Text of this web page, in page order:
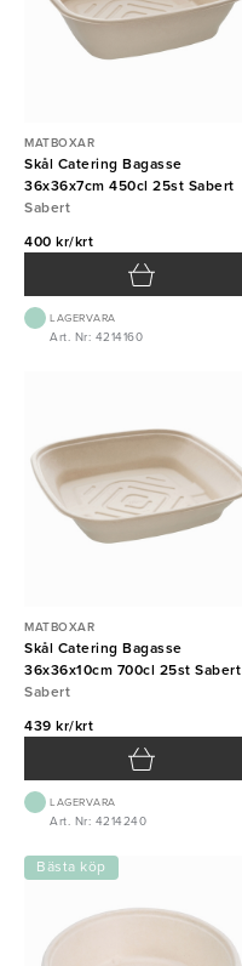
MATBOXAR
Skål Catering Bagasse
36x36x7cm 450cl 25st Sabert
Sabert
400 kr/krt
LAGERVARA
Art. Nr: 4214160
MATBOXAR
Skål Catering Bagasse
36x36x10cm 700cl 25st Sabert
Sabert
439 kr/krt
LAGERVARA
Art. Nr: 4214240
Bästa köp